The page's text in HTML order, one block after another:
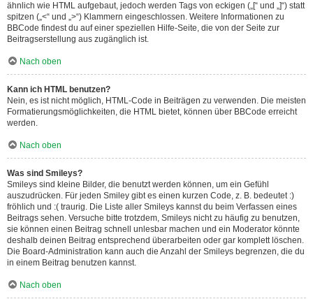
ähnlich wie HTML aufgebaut, jedoch werden Tags von eckigen („[“ und „]“) statt
spitzen („<“ und „>“) Klammern eingeschlossen. Weitere Informationen zu
BBCode findest du auf einer speziellen Hilfe-Seite, die von der Seite zur
Beitragserstellung aus zugänglich ist.
Nach oben
Kann ich HTML benutzen?
Nein, es ist nicht möglich, HTML-Code in Beiträgen zu verwenden. Die meisten
Formatierungsmöglichkeiten, die HTML bietet, können über BBCode erreicht
werden.
Nach oben
Was sind Smileys?
Smileys sind kleine Bilder, die benutzt werden können, um ein Gefühl
auszudrücken. Für jeden Smiley gibt es einen kurzen Code, z. B. bedeutet :)
fröhlich und :( traurig. Die Liste aller Smileys kannst du beim Verfassen eines
Beitrags sehen. Versuche bitte trotzdem, Smileys nicht zu häufig zu benutzen,
sie können einen Beitrag schnell unlesbar machen und ein Moderator könnte
deshalb deinen Beitrag entsprechend überarbeiten oder gar komplett löschen.
Die Board-Administration kann auch die Anzahl der Smileys begrenzen, die du
in einem Beitrag benutzen kannst.
Nach oben